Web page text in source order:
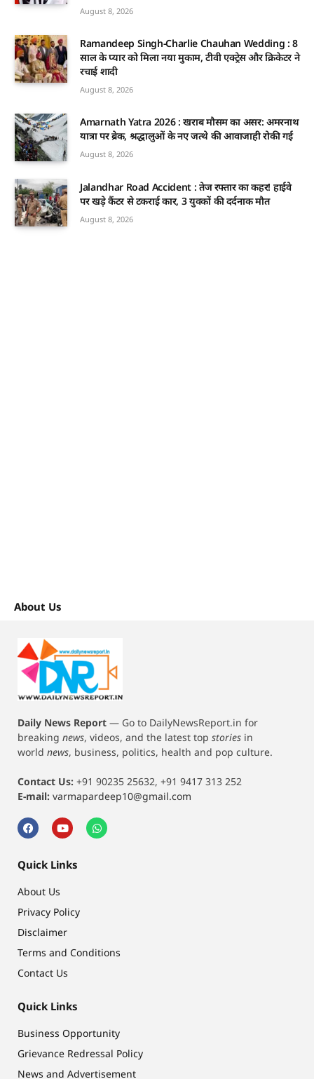
August 8, 2026
Ramandeep Singh-Charlie Chauhan Wedding : 8
साल के प्यार को मिला नया मुकाम, टीवी एक्ट्रेस और क्रिकेटर ने
रचाई शादी
August 8, 2026
Amarnath Yatra 2026 : खराब मौसम का असर: अमरनाथ
यात्रा पर ब्रेक, श्रद्धालुओं के नए जत्थे की आवाजाही रोकी गई
August 8, 2026
Jalandhar Road Accident : तेज रफ्तार का कहर! हाईवे
पर खड़े कैंटर से टकराई कार, 3 युवकों की दर्दनाक मौत
August 8, 2026
About Us
Daily News Report — Go to DailyNewsReport.in for
breaking news, videos, and the latest top stories in
world news, business, politics, health and pop culture.
Contact Us: +91 90235 25632, +91 9417 313 252
E-mail: varmapardeep10@gmail.com
Quick Links
About Us
Privacy Policy
Disclaimer
Terms and Conditions
Contact Us
Quick Links
Business Opportunity
Grievance Redressal Policy
News and Advertisement